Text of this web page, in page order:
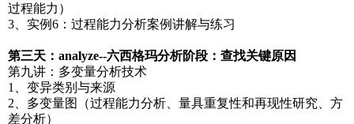
过程能力）
3、实例6：过程能力分析案例讲解与练习
第三天：analyze--六西格玛分析阶段：查找关键原因
第九讲：多变量分析技术
1、变异类别与来源
2、多变量图（过程能力分析、量具重复性和再现性研究、方
差分析）